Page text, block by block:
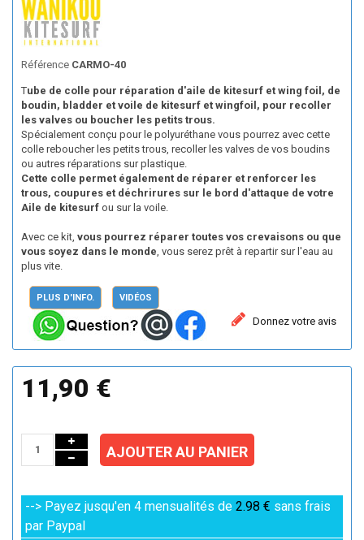
Référence CARMO-40
Tube de colle pour réparation d'aile de kitesurf et wing foil, de
boudin, bladder et voile de kitesurf et wingfoil, pour recoller
les valves ou boucher les petits trous.
Spécialement conçu pour le polyuréthane vous pourrez avec cette
colle reboucher les petits trous, recoller les valves de vos boudins
ou autres réparations sur plastique.
Cette colle permet également de réparer et renforcer les
trous, coupures et déchrirures sur le bord d'attaque de votre
Aile de kitesurf ou sur la voile.
Avec ce kit, vous pourrez réparer toutes vos crevaisons ou que
vous soyez dans le monde , vous serez prêt à repartir sur l'eau au
plus vite.
PLUS D'INFO. VIDÉOS
Donnez votre avis
11,90 €
AJOUTER AU PANIER
--> Payez jusqu'en 4 mensualités de 2.98 € sans frais
par Paypal